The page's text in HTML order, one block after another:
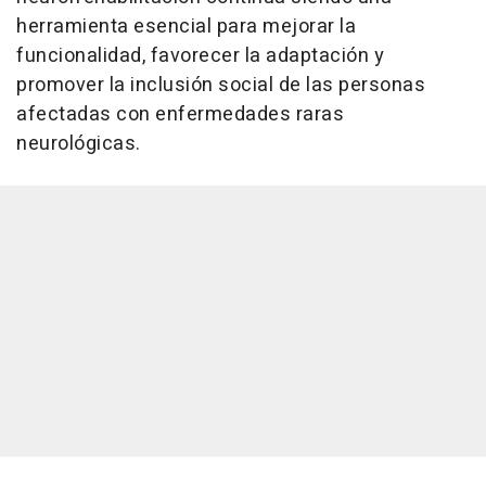
herramienta esencial para mejorar la
funcionalidad, favorecer la adaptación y
promover la inclusión social de las personas
afectadas con enfermedades raras
neurológicas.